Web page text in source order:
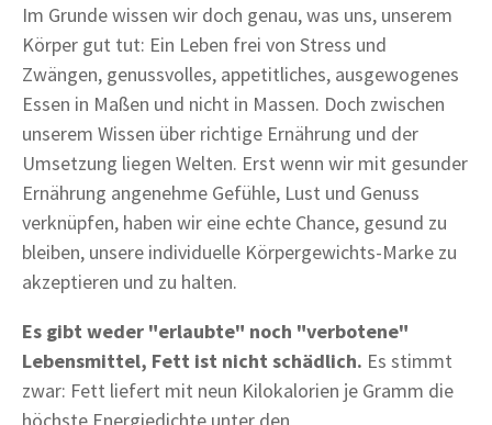
Im Grunde wissen wir doch genau, was uns, unserem
Körper gut tut: Ein Leben frei von Stress und
Zwängen, genussvolles, appetitliches, ausgewogenes
Essen in Maßen und nicht in Massen. Doch zwischen
unserem Wissen über richtige Ernährung und der
Umsetzung liegen Welten. Erst wenn wir mit gesunder
Ernährung angenehme Gefühle, Lust und Genuss
verknüpfen, haben wir eine echte Chance, gesund zu
bleiben, unsere individuelle Körpergewichts-Marke zu
akzeptieren und zu halten.
Es gibt weder "erlaubte" noch "verbotene"
Lebensmittel, Fett ist nicht schädlich. Es stimmt
zwar: Fett liefert mit neun Kilokalorien je Gramm die
höchste Energiedichte unter den